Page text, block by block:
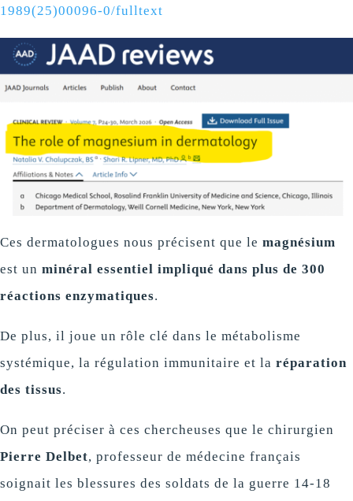
1989(25)00096-0/fulltext
Ces dermatologues nous précisent que le magnésium
est un minéral essentiel impliqué dans plus de 300
réactions enzymatiques.
De plus, il joue un rôle clé dans le métabolisme
systémique, la régulation immunitaire et la réparation
des tissus.
On peut préciser à ces chercheuses que le chirurgien
Pierre Delbet, professeur de médecine français
soignait les blessures des soldats de la guerre 14-18